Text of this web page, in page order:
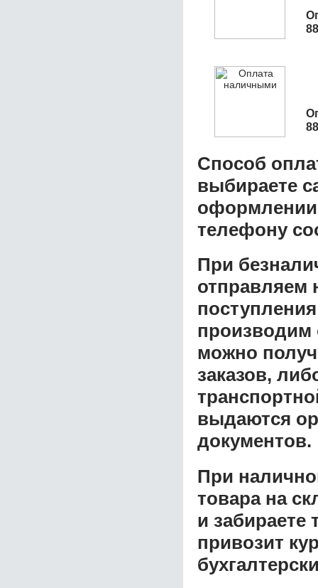
Способ
выбираете
оформлении
телефону
При
отправляем
производим
можно
заказов,
выдаются
документов.
При
товара на
и забираете
привозит